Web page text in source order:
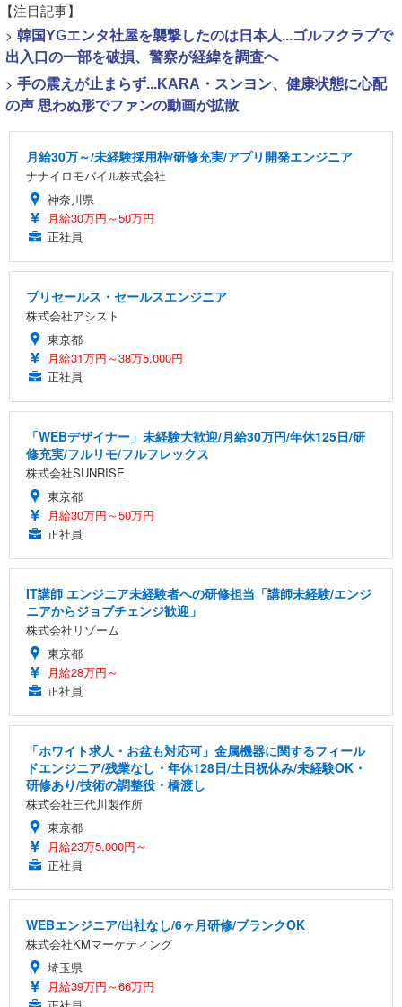
【注目記事】
> 韓国YGエンタ社屋を襲撃したのは日本人...ゴルフクラブで
出入口の一部を破損、警察が経緯を調査へ
> 手の震えが止まらず...KARA・スンヨン、健康状態に心配
の声 思わぬ形でファンの動画が拡散
月給30万～/未経験採用枠/研修充実/アプリ開発エンジニア
ナナイロモバイル株式会社
神奈川県
月給30万円～50万円
正社員
プリセールス・セールスエンジニア
株式会社アシスト
東京都
月給31万円～38万5,000円
正社員
「WEBデザイナー」未経験大歓迎/月給30万円/年休125日/研
修充実/フルリモ/フルフレックス
株式会社SUNRISE
東京都
月給30万円～50万円
正社員
IT講師 エンジニア未経験者への研修担当「講師未経験/エンジ
ニアからジョブチェンジ歓迎」
株式会社リゾーム
東京都
月給28万円～
正社員
「ホワイト求人・お盆も対応可」金属機器に関するフィール
ドエンジニア/残業なし・年休128日/土日祝休み/未経験OK・
研修あり/技術の調整役・橋渡し
株式会社三代川製作所
東京都
月給23万5,000円～
正社員
WEBエンジニア/出社なし/6ヶ月研修/ブランクOK
株式会社KMマーケティング
埼玉県
月給39万円～66万円